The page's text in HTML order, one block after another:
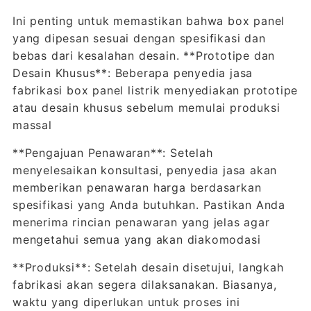
Ini penting untuk memastikan bahwa box panel
yang dipesan sesuai dengan spesifikasi dan
bebas dari kesalahan desain. **Prototipe dan
Desain Khusus**: Beberapa penyedia jasa
fabrikasi box panel listrik menyediakan prototipe
atau desain khusus sebelum memulai produksi
massal
**Pengajuan Penawaran**: Setelah
menyelesaikan konsultasi, penyedia jasa akan
memberikan penawaran harga berdasarkan
spesifikasi yang Anda butuhkan. Pastikan Anda
menerima rincian penawaran yang jelas agar
mengetahui semua yang akan diakomodasi
**Produksi**: Setelah desain disetujui, langkah
fabrikasi akan segera dilaksanakan. Biasanya,
waktu yang diperlukan untuk proses ini